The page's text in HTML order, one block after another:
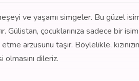
ve yaşamı simgeler. Bu güzel
Gülistan, çocuklarınıza sadece bir
arzusunu taşır. Böylelikle,
dileriz.